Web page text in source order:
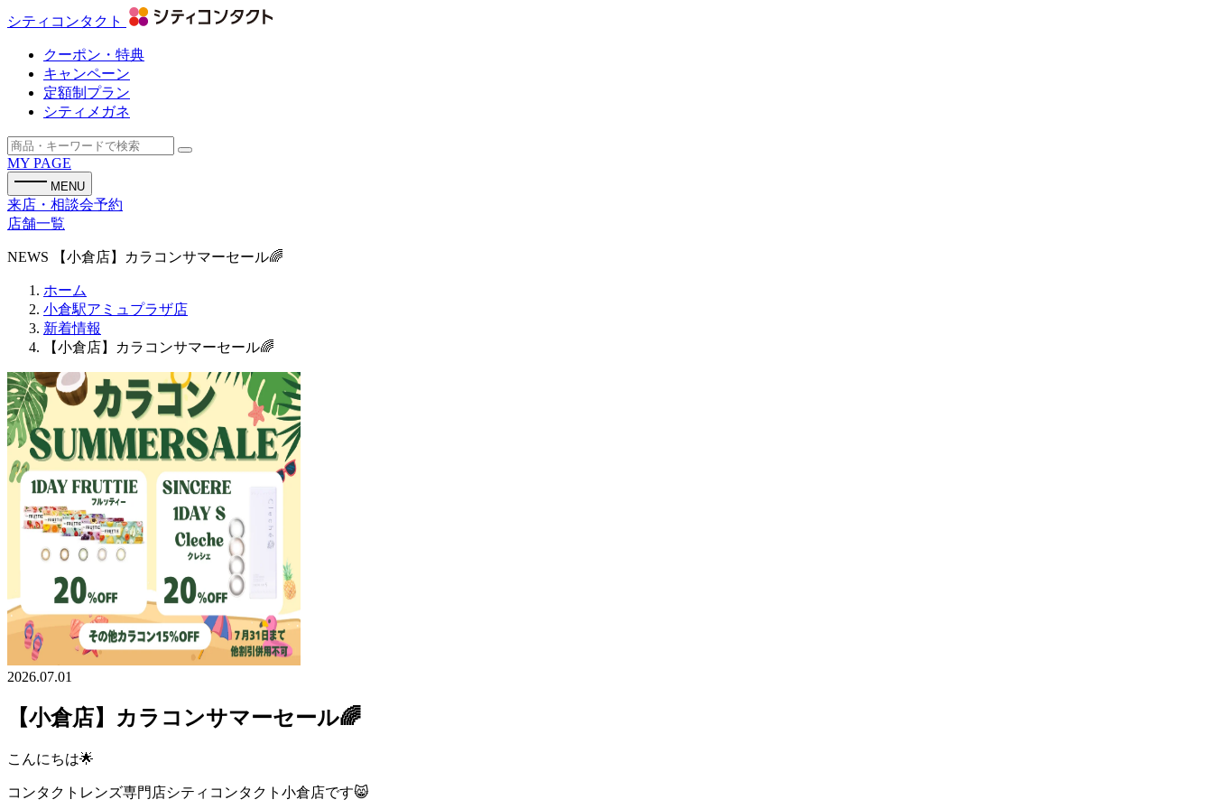
シティコンタクト
クーポン・特典
キャンペーン
定額制プラン
シティメガネ
MY PAGE
MENU
来店・相談会予約
店舗一覧
NEWS 【小倉店】カラコンサマーセール🌈
ホーム
小倉駅アミュプラザ店
新着情報
【小倉店】カラコンサマーセール🌈
2026.07.01
【小倉店】カラコンサマーセール🌈
こんにちは🌟
コンタクトレンズ専門店シティコンタクト小倉店です😸